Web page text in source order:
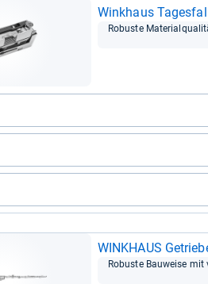
Wink­haus
Robuste
WINK­HAUS
Robuste Bau­weise